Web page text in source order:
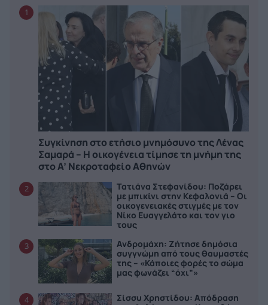
1
Συγκίνηση στο ετήσιο μνημόσυνο της Λένας
Σαμαρά – Η οικογένεια τίμησε τη μνήμη της
στο Α’ Νεκροταφείο Αθηνών
2
Τατιάνα Στεφανίδου: Ποζάρει
με μπικίνι στην Κεφαλονιά – Οι
οικογενειακές στιγμές με τον
Νίκο Ευαγγελάτο και τον γιο
τους
3
Ανδρομάχη: Ζήτησε δημόσια
συγγνώμη από τους θαυμαστές
της – «Κάποιες φορές το σώμα
μας φωνάζει “όχι”»
4
Σίσσυ Χρηστίδου: Απόδραση